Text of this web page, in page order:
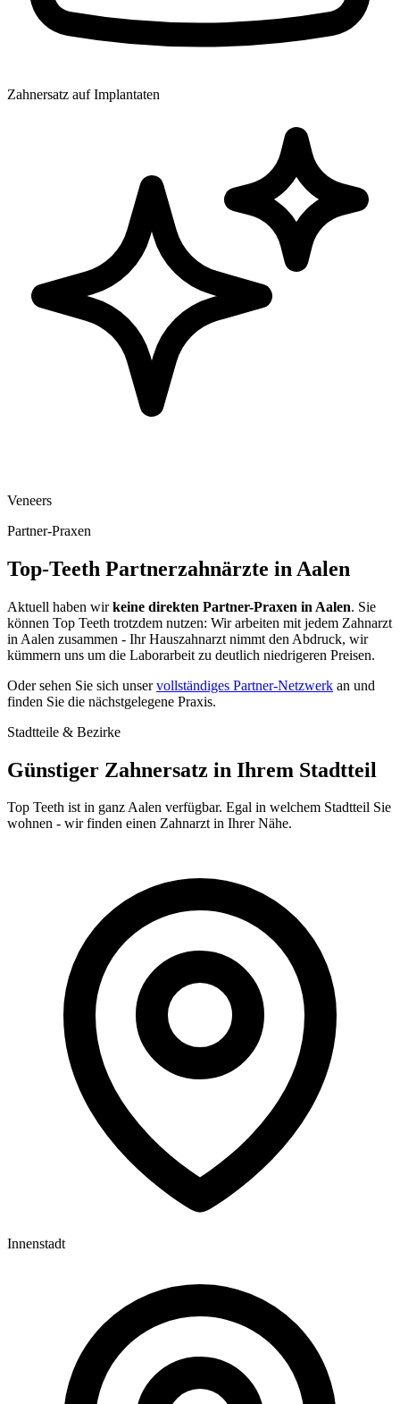
Zahnersatz auf Implantaten
Veneers
Partner-Praxen
Top-Teeth Partnerzahnärzte in Aalen
Aktuell haben wirkeine direkten Partner-Praxen in Aalen. Sie
können Top Teeth trotzdem nutzen: Wir arbeiten mit jedem Zahnarzt
in Aalen zusammen - Ihr Hauszahnarzt nimmt den Abdruck, wir
kümmern uns um die Laborarbeit zu deutlich niedrigeren Preisen.
Oder sehen Sie sich unservollständiges Partner-Netzwerk an und
finden Sie die nächstgelegene Praxis.
Stadtteile & Bezirke
Günstiger Zahnersatz in Ihrem Stadtteil
Top Teeth ist in ganzAalen verfügbar. Egal in welchem Stadtteil Sie
wohnen - wir finden einen Zahnarzt in Ihrer Nähe.
Innenstadt